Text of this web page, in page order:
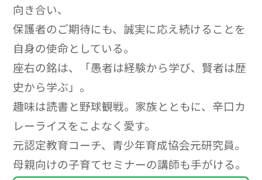
向き合い、
保護者のご期待にも、誠実に応え続けることを
自身の使命としている。
座右の銘は、「愚者は経験から学び、賢者は歴
史から学ぶ」。
趣味は読書と野球観戦。家族とともに、辛口カ
レーライスをこよなく愛す。
元認定教育コーチ、青少年育成協会元研究員。
母親向けの子育てセミナーの講師も手がける。